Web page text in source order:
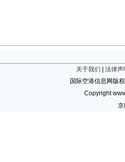
关于我们
法律声
国际空港信息网版
Copyright